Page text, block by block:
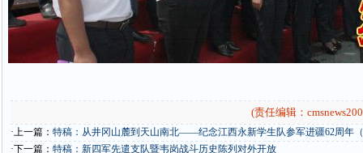
(责任编辑：
·上一篇： 特稿：从井冈山麓到天山南北——纪念江西永新学生队参军进疆62周年
·下一篇： 特稿：新四军先遣支队暨韦岗战斗历史陈列对外开放